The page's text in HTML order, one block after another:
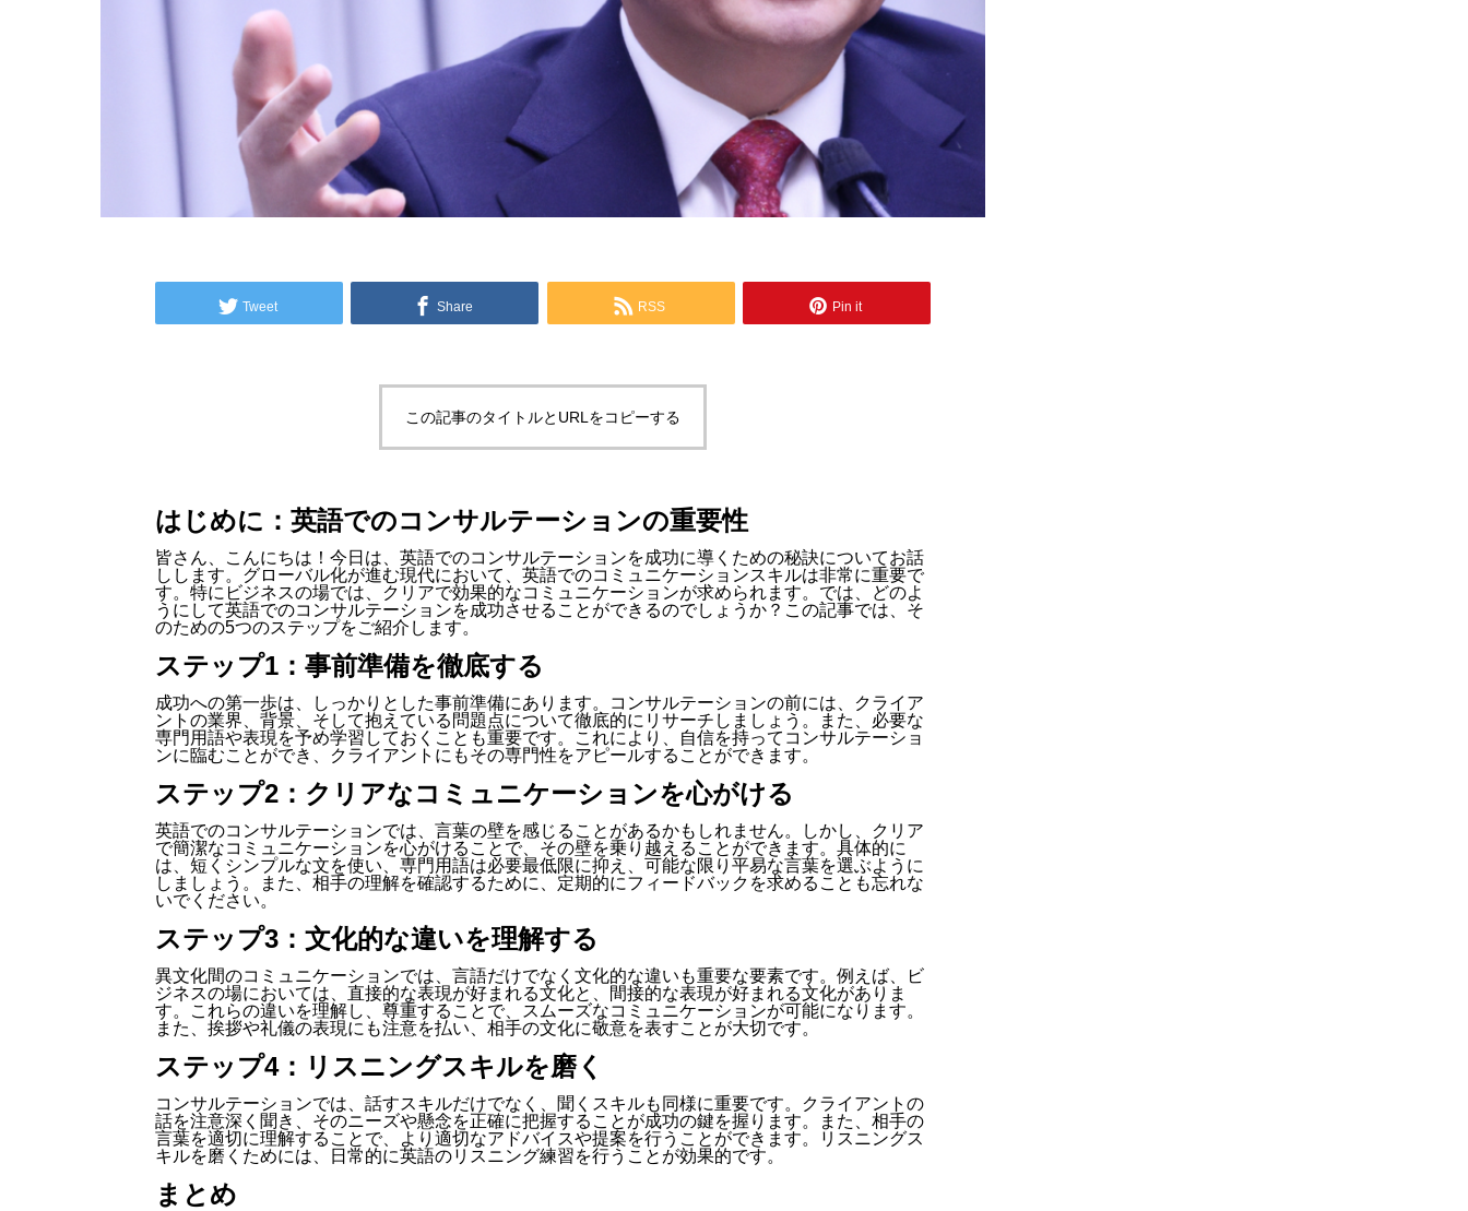
Tweet Share RSS Pin it
この記事のタイトルとURLをコピーする
はじめに：英語でのコンサルテーションの重要性
皆さん、こんにちは！今日は、英語でのコンサルテーションを成功に導くための秘訣についてお話
しします。グローバル化が進む現代において、英語でのコミュニケーションスキルは非常に重要で
す。特にビジネスの場では、クリアで効果的なコミュニケーションが求められます。では、どのよ
うにして英語でのコンサルテーションを成功させることができるのでしょうか？この記事では、そ
のための5つのステップをご紹介します。
ステップ1：事前準備を徹底する
成功への第一歩は、しっかりとした事前準備にあります。コンサルテーションの前には、クライア
ントの業界、背景、そして抱えている問題点について徹底的にリサーチしましょう。また、必要な
専門用語や表現を予め学習しておくことも重要です。これにより、自信を持ってコンサルテーショ
ンに臨むことができ、クライアントにもその専門性をアピールすることができます。
ステップ2：クリアなコミュニケーションを心がける
英語でのコンサルテーションでは、言葉の壁を感じることがあるかもしれません。しかし、クリア
で簡潔なコミュニケーションを心がけることで、その壁を乗り越えることができます。具体的に
は、短くシンプルな文を使い、専門用語は必要最低限に抑え、可能な限り平易な言葉を選ぶように
しましょう。また、相手の理解を確認するために、定期的にフィードバックを求めることも忘れな
いでください。
ステップ3：文化的な違いを理解する
異文化間のコミュニケーションでは、言語だけでなく文化的な違いも重要な要素です。例えば、ビ
ジネスの場においては、直接的な表現が好まれる文化と、間接的な表現が好まれる文化がありま
す。これらの違いを理解し、尊重することで、スムーズなコミュニケーションが可能になります。
また、挨拶や礼儀の表現にも注意を払い、相手の文化に敬意を表すことが大切です。
ステップ4：リスニングスキルを磨く
コンサルテーションでは、話すスキルだけでなく、聞くスキルも同様に重要です。クライアントの
話を注意深く聞き、そのニーズや懸念を正確に把握することが成功の鍵を握ります。また、相手の
言葉を適切に理解することで、より適切なアドバイスや提案を行うことができます。リスニングス
キルを磨くためには、日常的に英語のリスニング練習を行うことが効果的です。
まとめ